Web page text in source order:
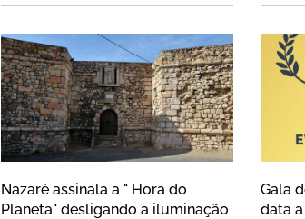
Nazaré assinala a " Hora
Nazaré assinala a " Hora do
Planeta" desligando a iluminação
Gala
data